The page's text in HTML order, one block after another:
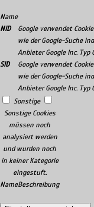
Name
NID
Google verwendet
wie der Google-Suche
Anbieter Google Inc. Typ
SID
Google verwendet
wie der Google-Suche
Anbieter Google Inc. Typ
Sonstige
Sonstige Cookies
müssen noch
analysiert werden
und wurden noch
in keiner Kategorie
eingestuft.
NameBeschreibung